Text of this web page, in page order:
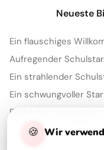
🍪 Wir
Neueste